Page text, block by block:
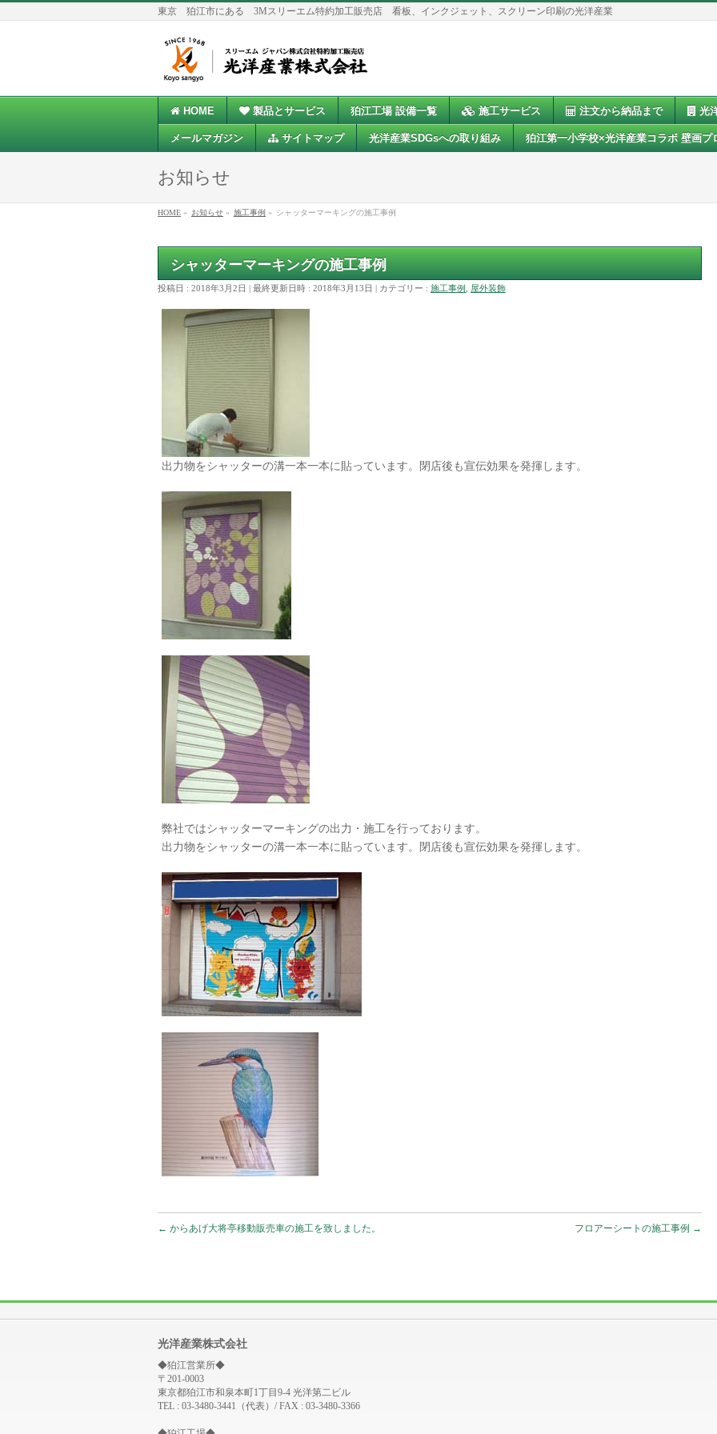
東京 狛江市にある 3Mスリーエム特約加工販売店 看板、インクジェット、スクリーン印刷の光洋産業
HOME 製品とサービス 狛江工場 設備一覧 施工サービス 注文から納品まで 光
メールマガジン サイトマップ 光洋産業SDGsへの取り組み 狛江第一小学校×光洋産業コラボ 壁画プ
お知らせ
HOME » お知らせ » 施工事例 » シャッターマーキングの施工事例
シャッターマーキングの施工事例
投稿日 : 2018年3月2日 最終更新日時 : 2018年3月13日 カテゴリー : 施工事例 屋外装飾
出力物をシャッターの溝一本一本に貼っています。閉店後も宣伝効果を発揮します。
弊社ではシャッターマーキングの出力・施工を行っております。
出力物をシャッターの溝一本一本に貼っています。閉店後も宣伝効果を発揮します。
← からあげ大将亭移動販売車の施工を致しました。 フロアーシートの施工事例 →
光洋産業株式会社
◆狛江営業所◆
〒201-0003
東京都狛江市和泉本町1丁目9-4 光洋第二ビル
TEL : 03-3480-3441（代表）/ FAX : 03-3480-3366